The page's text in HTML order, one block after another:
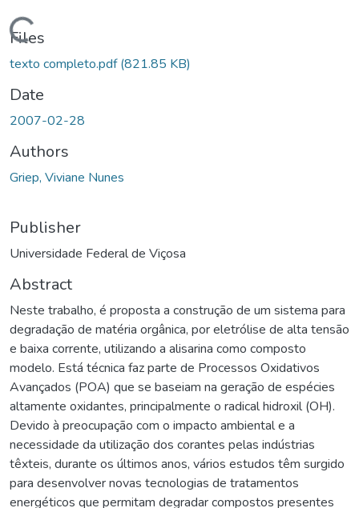
Files
texto completo.pdf(821.85 KB)
Date
2007-02-28
Authors
Griep, Viviane Nunes
Publisher
Universidade Federal de Viçosa
Abstract
Neste trabalho, é proposta a construção de um sistema para
degradação de matéria orgânica, por eletrólise de alta tensão
e baixa corrente, utilizando a alisarina como composto
modelo. Está técnica faz parte de Processos Oxidativos
Avançados (POA) que se baseiam na geração de espécies
altamente oxidantes, principalmente o radical hidroxil (OH).
Devido à preocupação com o impacto ambiental e a
necessidade da utilização dos corantes pelas indústrias
têxteis, durante os últimos anos, vários estudos têm surgido
para desenvolver novas tecnologias de tratamentos
energéticos que permitam degradar compostos presentes